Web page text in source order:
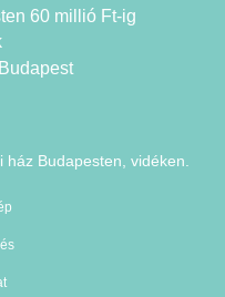
60 millió Ft-ig
ház Budapesten, vidéken.